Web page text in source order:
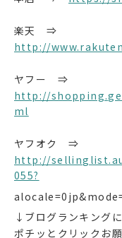
楽天 ⇒
http://
ヤフー ⇒
http://
ml
ヤフオク ⇒
http://
055?
↓ブログランキング
ポチッとクリックお